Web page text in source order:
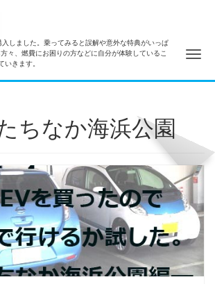
しました。乗ってみると誤解や意外な特典がいっぱ
々、燃費にお困りの方などに自分が体験しているこ
いきます。
ナ
ちなか海浜公園